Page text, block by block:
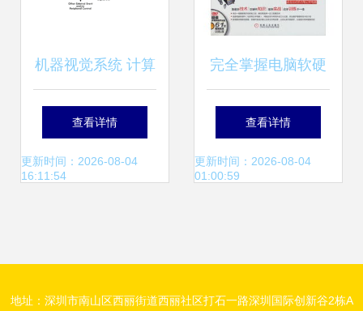
机器视觉系统 计算
机软硬件的深度解
析
查看详情
更新时间：2026-08-04
16:11:54
完全掌握电脑软硬
件维修超级手册 从
零基础到精通的进
查看详情
更新时间：2026-08-04
01:00:59
地址：深圳市南山区西丽街道西丽社区打石一路深圳国际创新谷2栋A